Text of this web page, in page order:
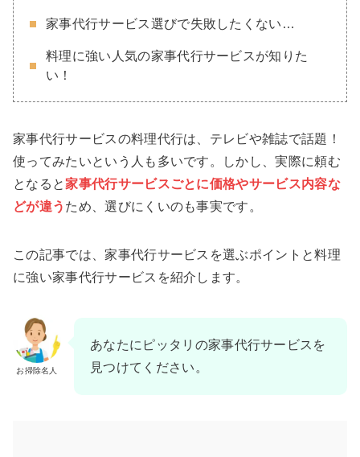
家事代行サービス選びで失敗したくない…
料理に強い人気の家事代行サービスが知りた
い！
家事代行サービスの料理代行は、テレビや雑誌で話題！
使ってみたいという人も多いです。しかし、実際に頼む
となると家事代行サービスごとに価格やサービス内容な
どが違う ため、選びにくいのも事実です。
この記事では、家事代行サービスを選ぶポイントと料理
に強い家事代行サービスを紹介します。
お掃除名人
あなたにピッタリの家事代行サービスを
見つけてください。